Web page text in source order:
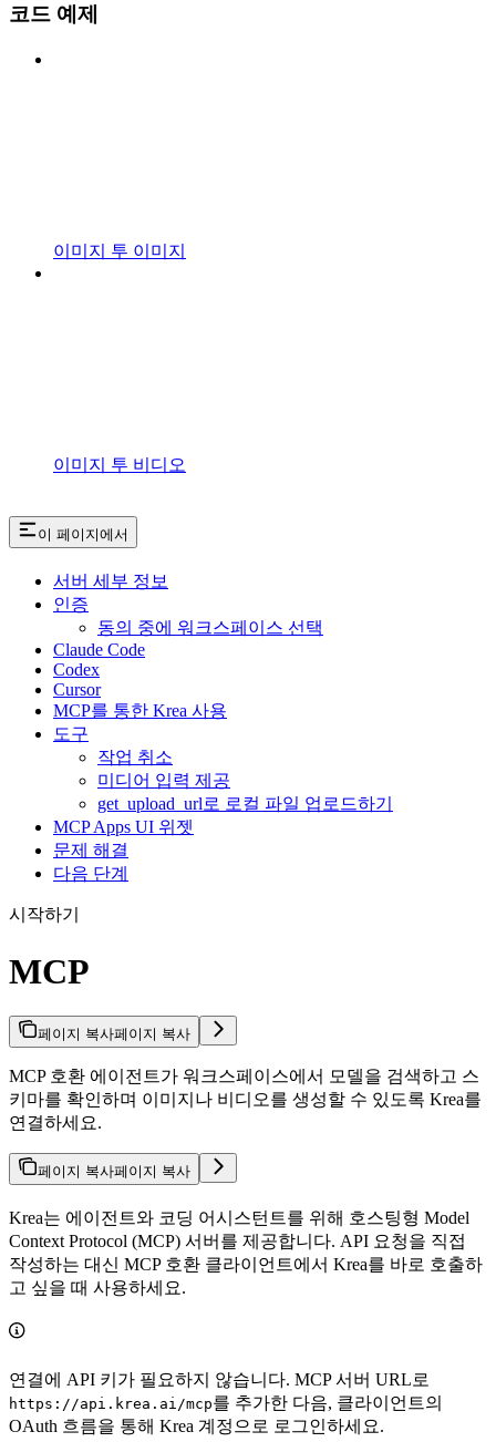
코드 예제
이미지 투 이미지
이미지 투 비디오
이 페이지에서
서버 세부 정보
인증
동의 중에 워크스페이스 선택
Claude Code
Codex
Cursor
MCP를 통한 Krea 사용
도구
작업 취소
미디어 입력 제공
get_upload_url로 로컬 파일 업로드하기
MCP Apps UI 위젯
문제 해결
다음 단계
시작하기
MCP
페이지 복사페이지 복사
MCP 호환 에이전트가 워크스페이스에서 모델을 검색하고 스
키마를 확인하며 이미지나 비디오를 생성할 수 있도록 Krea를
연결하세요.
페이지 복사페이지 복사
Krea는 에이전트와 코딩 어시스턴트를 위해 호스팅형 Model
Context Protocol (MCP) 서버를 제공합니다. API 요청을 직접
작성하는 대신 MCP 호환 클라이언트에서 Krea를 바로 호출하
고 싶을 때 사용하세요.
연결에 API 키가 필요하지 않습니다. MCP 서버 URL로
https://api.krea.ai/mcp를 추가한 다음, 클라이언트의
OAuth 흐름을 통해 Krea 계정으로 로그인하세요.